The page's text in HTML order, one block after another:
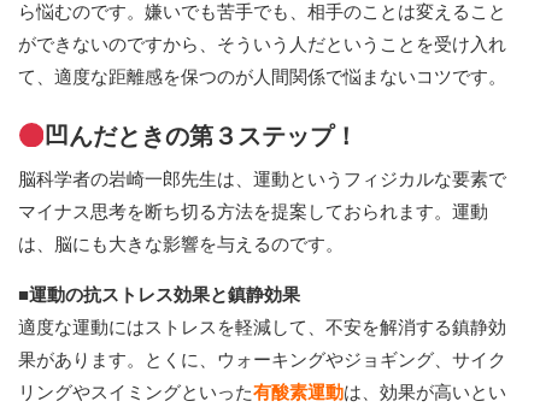
ら悩むのです。嫌いでも苦手でも、相手のことは変えること
ができないのですから、そういう人だということを受け入れ
て、適度な距離感を保つのが人間関係で悩まないコツです。
凹んだときの第３ステップ！
脳科学者の岩崎一郎先生は、運動というフィジカルな要素で
マイナス思考を断ち切る方法を提案しておられます。運動
は、脳にも大きな影響を与えるのです。
■運動の抗ストレス効果と鎮静効果
適度な運動にはストレスを軽減して、不安を解消する鎮静効
果があります。とくに、ウォーキングやジョギング、サイク
リングやスイミングといった有酸素運動は、効果が高いとい